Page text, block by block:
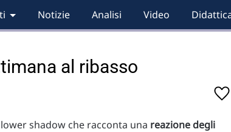
Notizie Analisi Video
al ribasso
shadow che racconta una reazione degli